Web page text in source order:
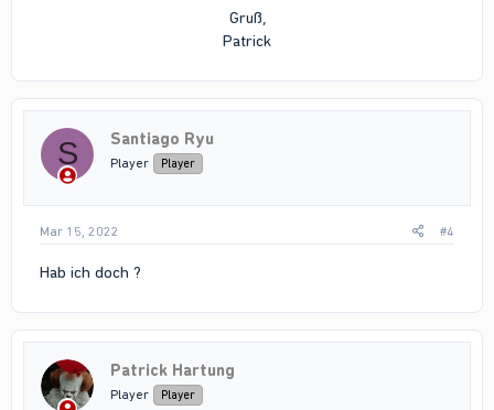
Gruß,
Patrick​
S Santiago Ryu
Player Player
Mar 15, 2022 #4
Hab ich doch ?
Patrick Hartung
Player Player